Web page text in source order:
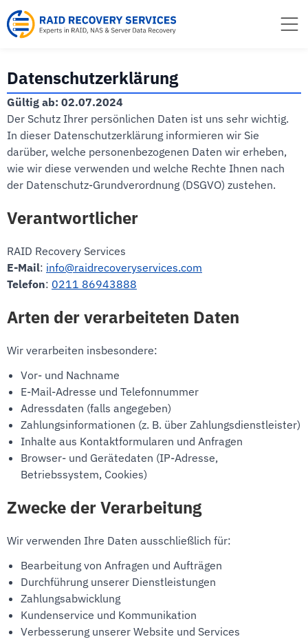
Inhalt
springen
Datenschutzerklärung
Gültig ab: 02.07.2024
Der Schutz Ihrer persönlichen Daten ist uns sehr wichtig.
In dieser Datenschutzerklärung informieren wir Sie
darüber, welche personenbezogenen Daten wir erheben,
wie wir diese verwenden und welche Rechte Ihnen nach
der Datenschutz-Grundverordnung (DSGVO) zustehen.
Verantwortlicher
RAID Recovery Services
E-Mail: info@raidrecoveryservices.com
Telefon: 0211 86943888
Arten der verarbeiteten Daten
Wir verarbeiten insbesondere:
Vor- und Nachname
E-Mail-Adresse und Telefonnummer
Adressdaten (falls angegeben)
Zahlungsinformationen (z. B. über Zahlungsdienstleister)
Inhalte aus Kontaktformularen und Anfragen
Browser- und Gerätedaten (IP-Adresse,
Betriebssystem, Cookies)
Zwecke der Verarbeitung
Wir verwenden Ihre Daten ausschließlich für:
Bearbeitung von Anfragen und Aufträgen
Durchführung unserer Dienstleistungen
Zahlungsabwicklung
Kundenservice und Kommunikation
Verbesserung unserer Website und Services